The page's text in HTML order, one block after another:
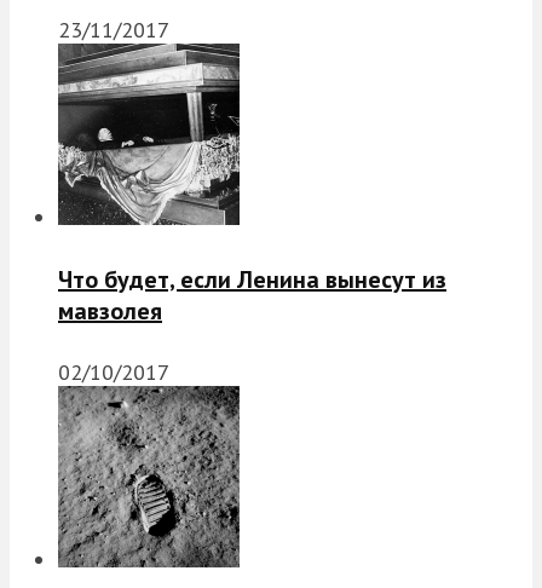
23/11/2017
Что будет, если Ленина вынесут из
мавзолея
02/10/2017